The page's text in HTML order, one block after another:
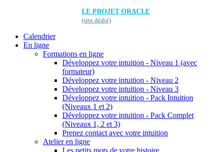
LE PROJET ORACLE
(site dédié)
Calendrier
En ligne
Formations en ligne
Développez votre intuition - Niveau 1 (avec
formateur)
Développez votre intuition - Niveau 2
Développez votre intuition - Niveau 3
Développez votre intuition - Pack Intuition
(Niveaux 1 et 2)
Développez votre intuition - Pack Complet
(Niveaux 1, 2 et 3)
Prenez contact avec votre intuition
Atelier en ligne
Les petits mots de votre histoire